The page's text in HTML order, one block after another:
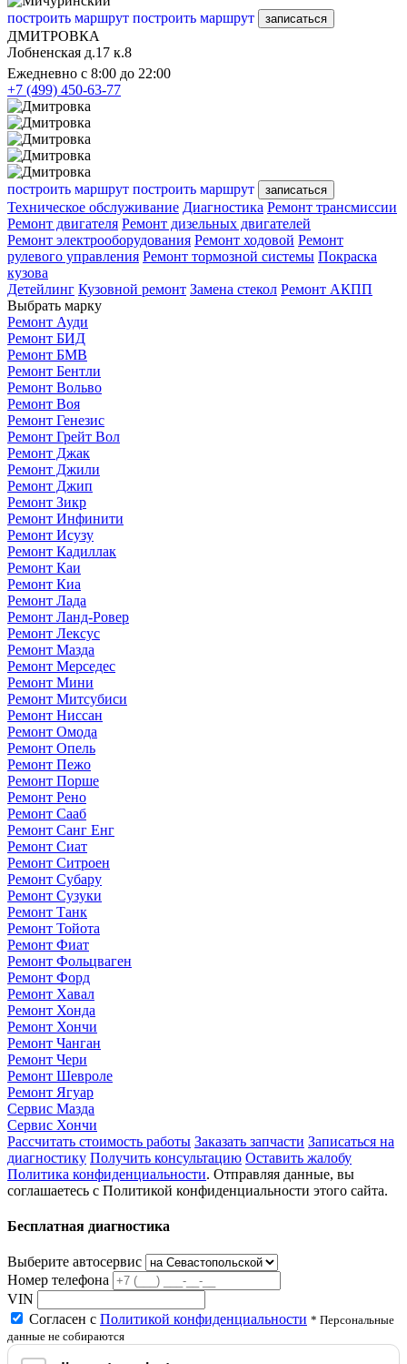
построить маршрут построить маршрут записаться
ДМИТРОВКА
Лобненская д.17 к.8
Ежедневно с 8:00 до 22:00
+7 (499) 450-63-77
построить маршрут построить маршрут записаться
Техническое обслуживание Диагностика Ремонт трансмиссии
Ремонт двигателя Ремонт дизельных двигателей
Ремонт электрооборудования Ремонт ходовой Ремонт
рулевого управления Ремонт тормозной системы Покраска
кузова
Детейлинг Кузовной ремонт Замена стекол Ремонт АКПП
Выбрать марку
Ремонт Ауди
Ремонт БИД
Ремонт БМВ
Ремонт Бентли
Ремонт Вольво
Ремонт Воя
Ремонт Генезис
Ремонт Грейт Вол
Ремонт Джак
Ремонт Джили
Ремонт Джип
Ремонт Зикр
Ремонт Инфинити
Ремонт Исузу
Ремонт Кадиллак
Ремонт Каи
Ремонт Киа
Ремонт Лада
Ремонт Ланд-Ровер
Ремонт Лексус
Ремонт Мазда
Ремонт Мерседес
Ремонт Мини
Ремонт Митсубиси
Ремонт Ниссан
Ремонт Омода
Ремонт Опель
Ремонт Пежо
Ремонт Порше
Ремонт Рено
Ремонт Сааб
Ремонт Санг Енг
Ремонт Сиат
Ремонт Ситроен
Ремонт Субару
Ремонт Сузуки
Ремонт Танк
Ремонт Тойота
Ремонт Фиат
Ремонт Фольцваген
Ремонт Форд
Ремонт Хавал
Ремонт Хонда
Ремонт Хончи
Ремонт Чанган
Ремонт Чери
Ремонт Шевроле
Ремонт Ягуар
Сервис Мазда
Сервис Хончи
Рассчитать стоимость работы Заказать запчасти Записаться на
диагностику Получить консультацию Оставить жалобу
Политика конфиденциальности. Отправляя данные, вы
соглашаетесь с Политикой конфиденциальности этого сайта.
Бесплатная диагностика
Выберите автосервис
Номер телефона
VIN
Согласен с Политикой конфиденциальности * Персональные
данные не собираются